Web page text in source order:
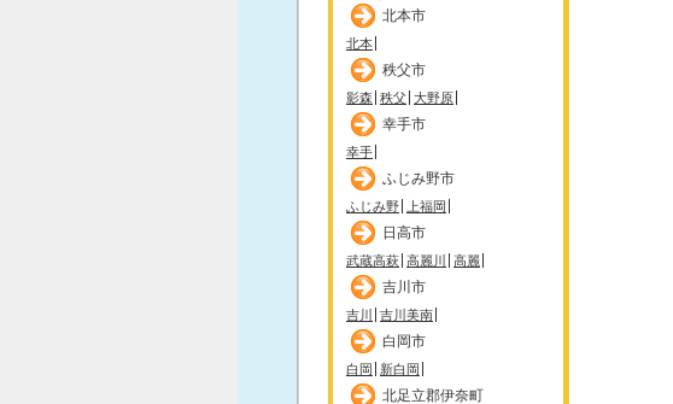
北本市
北本
秩父市
影森 秩父 大野原
幸手市
幸手
ふじみ野市
ふじみ野 上福岡
日高市
武蔵高萩 高麗川 高麗
吉川市
吉川 吉川美南
白岡市
白岡 新白岡
北足立郡伊奈町